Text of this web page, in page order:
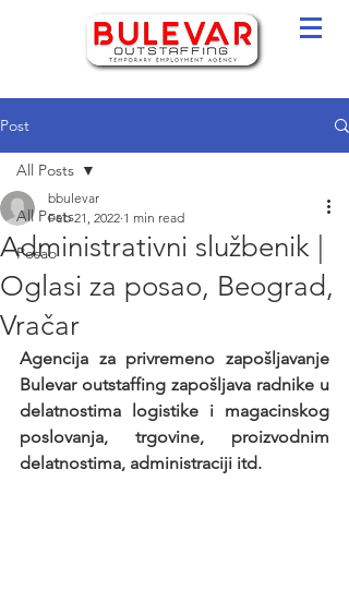
Post
All Posts
Posao
All Posts
Administrativni službenik |
Oglasi za posao, Beograd,
Vračar
bbulevar
Feb 21, 2022 1 min read
Agencija za privremeno zapošljavanje
Bulevar outstaffing zapošljava radnike u
delatnostima logistike i magacinskog
poslovanja, trgovine, proizvodnim
delatnostima, administraciji itd.